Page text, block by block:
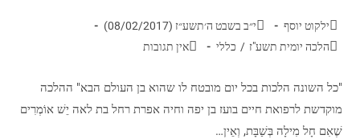
ילקוט יוסף
י״ב בשבט ה׳תשע״ז (08/02/2017)
הלכה יומית תשע"ז / כללי אין תגובות
"כל השונה הלכות בכל יום מובטח לו שהוא בן העולם הבא" ההלכה
מוקדשת לרפואת חיים בועז בן יפה וחיה אפרת רחל בת לאה יֵשׁ אוֹמְרִים
שֶׁאִם חָל מִילָה בְּשַׁבָּת, וְאֵין…